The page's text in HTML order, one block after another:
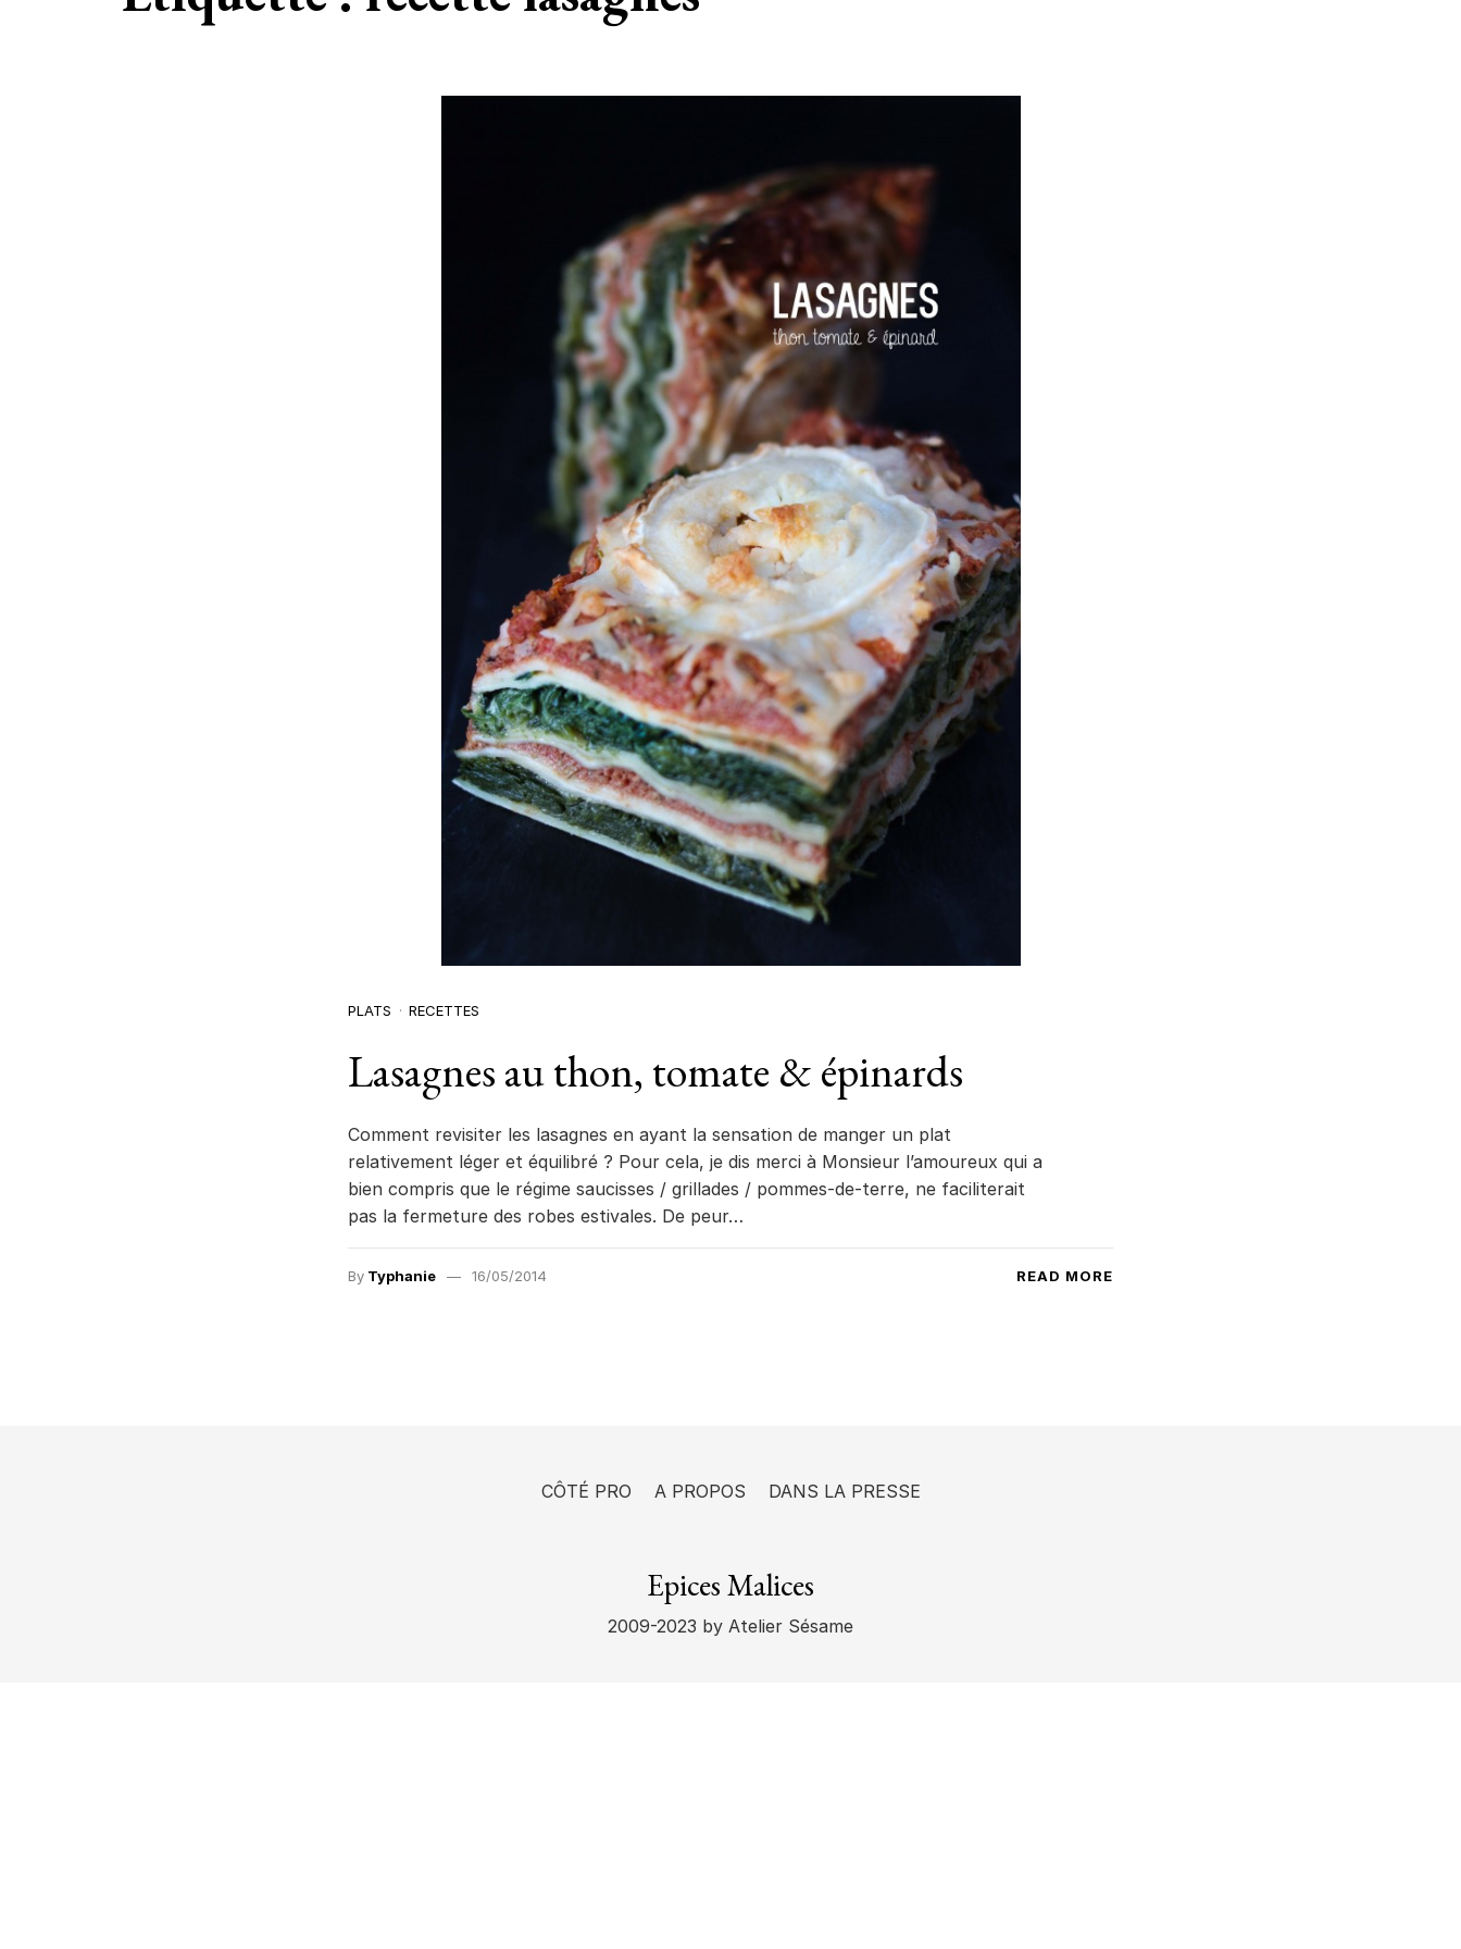
PLATS RECETTES
Lasagnes au thon, tomate & épinards
Comment revisiter les lasagnes en ayant la sensation de manger un plat
relativement léger et équilibré ? Pour cela, je dis merci à Monsieur l’amoureux qui a
bien compris que le régime saucisses / grillades / pommes-de-terre, ne faciliterait
pas la fermeture des robes estivales. De peur…
By Typhanie 16/05/2014 READ MORE
CÔTÉ PRO A PROPOS DANS LA PRESSE
Epices Malices
2009-2023 by Atelier Sésame